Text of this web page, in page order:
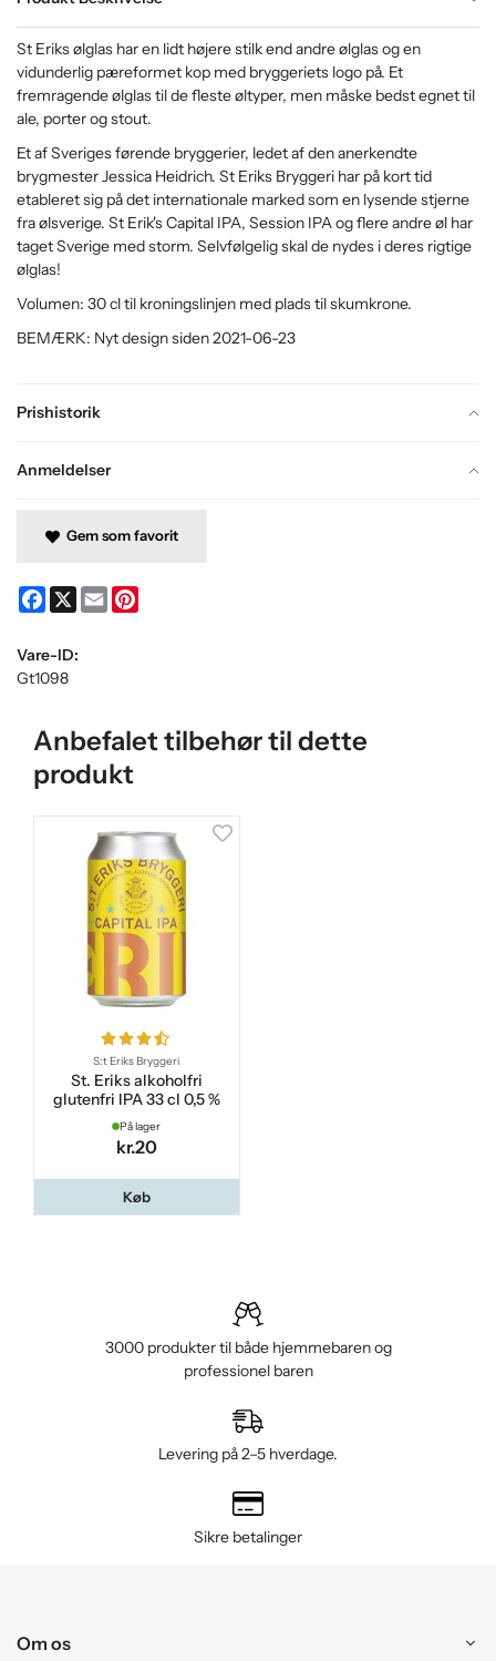
Prishistorik
Anmeldelser
St Eriks ølglas har en lidt højere stilk end andre ølglas og en
vidunderlig pæreformet kop med bryggeriets logo på. Et
fremragende ølglas til de fleste øltyper, men måske bedst egnet til
ale, porter og stout.
Et af Sveriges førende bryggerier, ledet af den anerkendte
brygmester Jessica Heidrich. St Eriks Bryggeri har på kort tid
etableret sig på det internationale marked som en lysende stjerne
fra ølsverige. St Erik's Capital IPA, Session IPA og flere andre øl har
taget Sverige med storm. Selvfølgelig skal de nydes i deres rigtige
ølglas!
Volumen: 30 cl til kroningslinjen med plads til skumkrone.
BEMÆRK: Nyt design siden 2021-06-23
Gem som favorit
Facebook
X Email
Vare-ID:
Gt1098
Anbefalet tilbehør til dette
produkt
S:t Eriks Bryggeri
St. Eriks alkoholfri
glutenfri IPA 33 cl 0,5 %
På lager
kr.20
Køb
3000 produkter til både hjemmebaren og
professionel baren
Levering på 2–5 hverdage.
Sikre betalinger
Om os